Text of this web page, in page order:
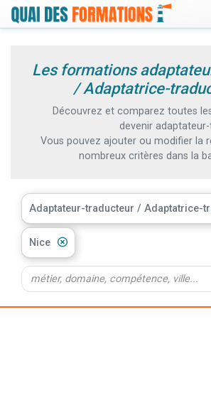
Les formations
/ Adaptatrice-
Découvrez et comparez toutes
devenir
Vous pouvez ajouter ou modifier la
nombreux critères dans la
Adaptateur-traducteur / Adaptatrice-
Nice